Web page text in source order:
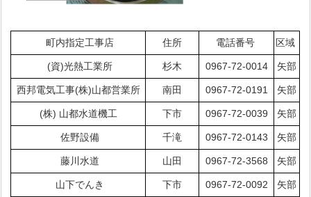
町内指定工事店 住所 電話番号 区域
(資)光熱工業所 杉木 0967-72-0014 矢部
西邦電気工事(株)山都営業所 南田 0967-72-0191 矢部
(株) 山都水道機工 下市 0967-72-0039 矢部
佐野設備 千滝 0967-72-0143 矢部
藤川水道 山田 0967-72-3568 矢部
山下でんき 下市 0967-72-0092 矢部